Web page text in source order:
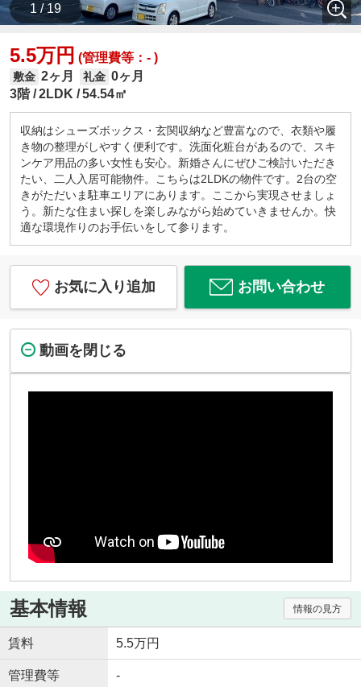
1 / 19
5.5万円 (管理費等：- )
敷金 2ヶ月 礼金 0ヶ月
3階 2LDK 54.54㎡
収納はシューズボックス・玄関収納など豊富なので、衣類や履
き物の整理がしやすく便利です。洗面化粧台があるので、スキ
ンケア用品の多い女性も安心。新婚さんにぜひご検討いただき
たい、二人入居可能物件。こちらは2LDKの物件です。2台の空
きがただいま駐車エリアにあります。ここから実現させましょ
う。新たな住まい探しを楽しみながら始めていきませんか。快
適な環境作りのお手伝いをして参ります。
お気に入り追加 お問い合わせ
動画を閉じる
基本情報 情報の見方
賃料 5.5万円
管理費等 -